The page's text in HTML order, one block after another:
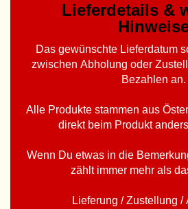
Lieferdetails &
Das gewünschte Lieferdatum
zwischen Abholung oder
Bezahlen an.
Alle Produkte stammen aus
direkt beim Produkt
Wenn Du etwas in die
zählt immer mehr als
Lieferung / Zustellung /